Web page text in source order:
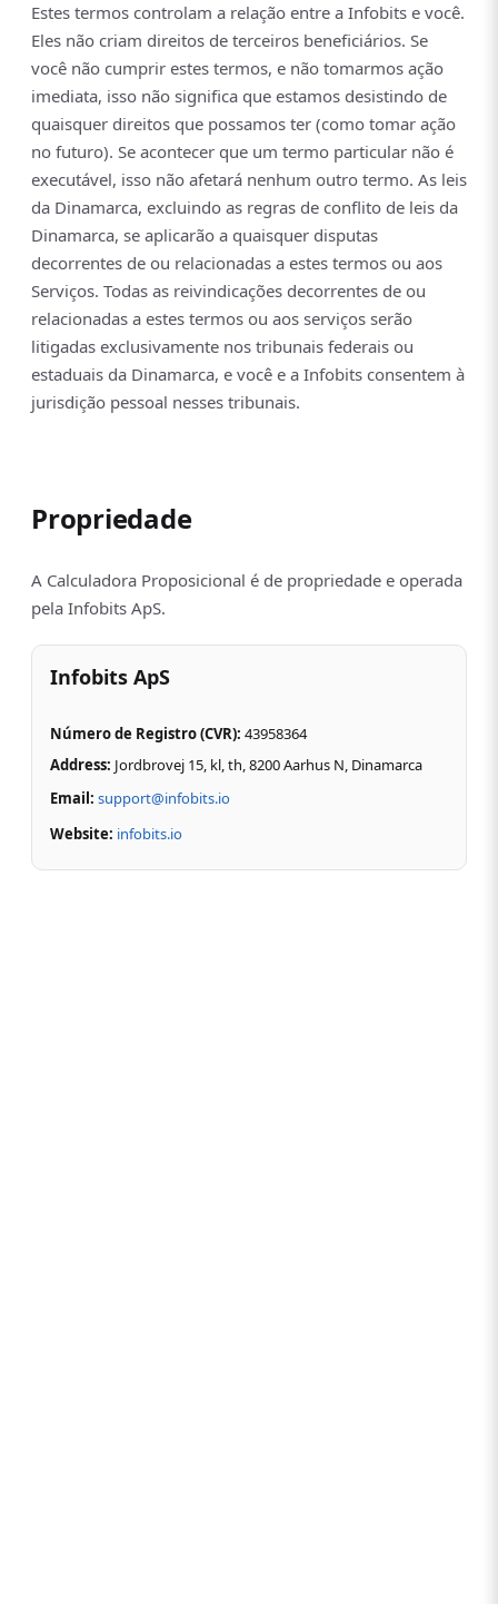
Estes termos controlam a relação entre a Infobits e você.
Eles não criam direitos de terceiros beneficiários. Se
você não cumprir estes termos, e não tomarmos ação
imediata, isso não significa que estamos desistindo de
quaisquer direitos que possamos ter (como tomar ação
no futuro). Se acontecer que um termo particular não é
executável, isso não afetará nenhum outro termo. As leis
da Dinamarca, excluindo as regras de conflito de leis da
Dinamarca, se aplicarão a quaisquer disputas
decorrentes de ou relacionadas a estes termos ou aos
Serviços. Todas as reivindicações decorrentes de ou
relacionadas a estes termos ou aos serviços serão
litigadas exclusivamente nos tribunais federais ou
estaduais da Dinamarca, e você e a Infobits consentem à
jurisdição pessoal nesses tribunais.
Propriedade
A Calculadora Proposicional é de propriedade e operada
pela Infobits ApS.
Infobits ApS
Número de Registro (CVR): 43958364
Address: Jordbrovej 15, kl, th, 8200 Aarhus N, Dinamarca
Email: support@infobits.io
Website: infobits.io